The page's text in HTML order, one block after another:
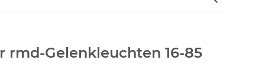
rmd-Gelenkleuchten 16-85